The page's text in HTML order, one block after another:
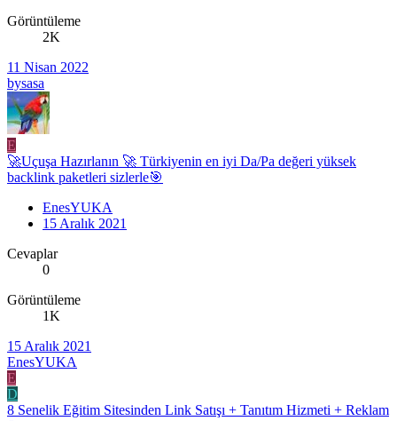
Görüntüleme
2K
11 Nisan 2022
bysasa
E
🚀Uçuşa Hazırlanın 🚀 Türkiyenin en iyi Da/Pa değeri yüksek
backlink paketleri sizlerle🎯
EnesYUKA
15 Aralık 2021
Cevaplar
0
Görüntüleme
1K
15 Aralık 2021
EnesYUKA
E
D
8 Senelik Eğitim Sitesinden Link Satışı + Tanıtım Hizmeti + Reklam